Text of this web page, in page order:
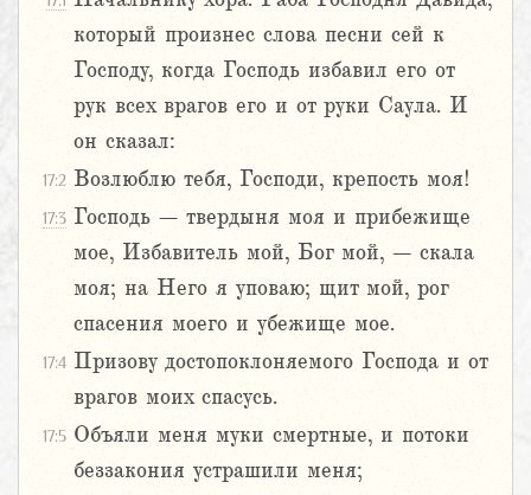
который произнес слова песни сей к
Господу, когда Господь избавил его от
рук всех врагов его и от руки Саула. И
он сказал:
17:2 Возлюблю тебя, Господи, крепость моя!
17:3 Господь – твердыня моя и прибежище
мое, Избавитель мой, Бог мой, – скала
моя; на Него я уповаю; щит мой, рог
спасения моего и убежище мое.
17:4 Призову достопоклоняемого Господа и от
врагов моих спасусь.
17:5 Объяли меня муки смертные, и потоки
беззакония устрашили меня;